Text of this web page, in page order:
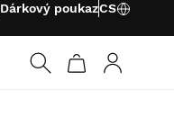
Dárkový poukazCS